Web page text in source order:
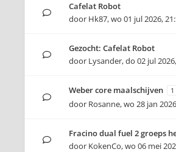
Cafelat Robot
door Hk87,wo 01 jul 2026,
Gezocht: Cafelat Robot
door Lysander,do 02 jul
Weber core maalschijven 1
door Rosanne,wo 28 jan
Fracino dual fuel 2 groeps
door KokenCo,wo 06 mei